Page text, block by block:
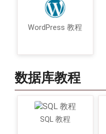
WordPress 教程
数据库教程
SQL 教程